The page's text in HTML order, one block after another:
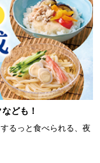
ども！
るっと食べられる、夜